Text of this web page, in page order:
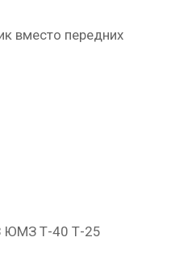
вместо передних
ЮМЗ Т-40 Т-25